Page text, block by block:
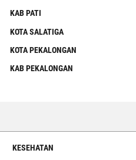
KAB PATI
KOTA SALATIGA
KOTA PEKALONGAN
KAB PEKALONGAN
KESEHATAN